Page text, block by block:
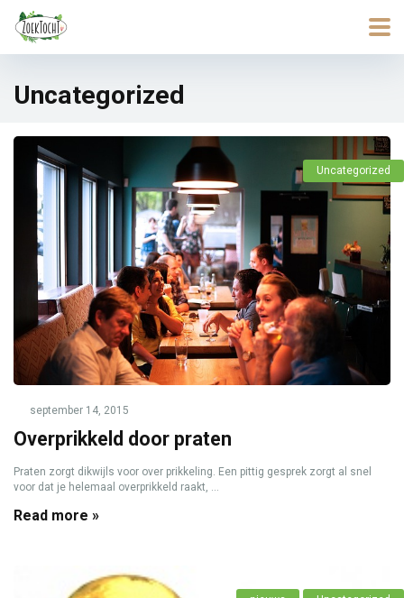
Uncategorized
Uncategorized
september 14, 2015
Overprikkeld door praten
Praten zorgt dikwijls voor over prikkeling. Een pittig gesprek zorgt al snel
voor dat je helemaal overprikkeld raakt, ...
Read more »